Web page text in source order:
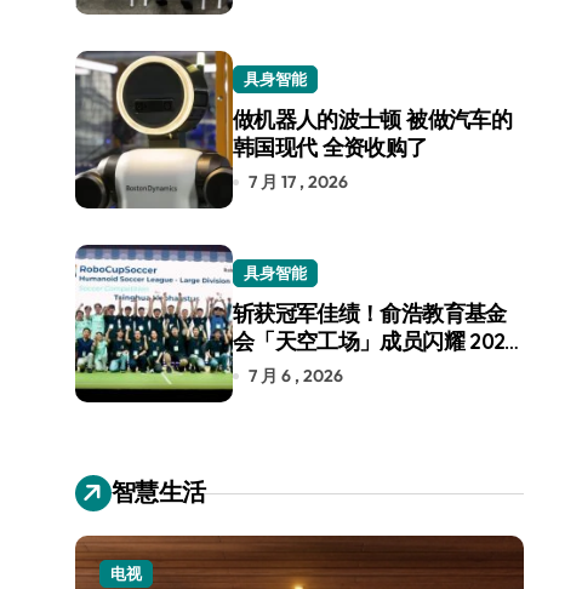
具身智能
做机器人的波士顿 被做汽车的
韩国现代 全资收购了
7 月 17 , 2026
具身智能
斩获冠军佳绩！俞浩教育基金
会「天空工场」成员闪耀 2026
RoboCup 机器人世界杯
7 月 6 , 2026
智慧生活
电视